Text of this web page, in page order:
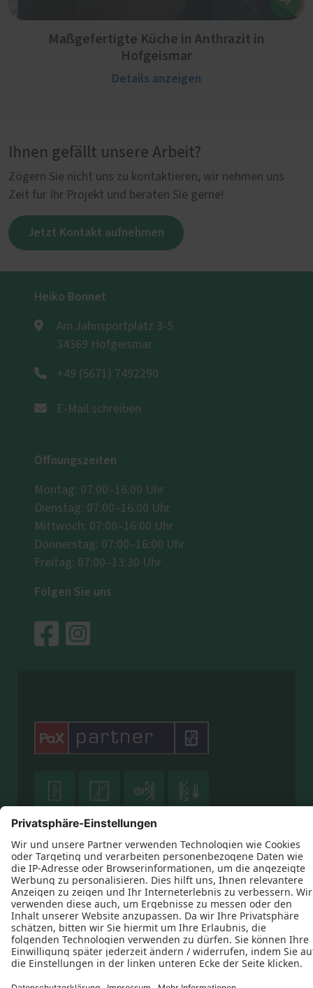
Maßgefertigte Küche in Anthrazit in
Hofgeismar
Details anzeigen
Ihnen gefällt unsere Arbeit?
Zögern Sie nicht uns zu kontaktieren, wir nehmen uns
Zeit für Ihr Projekt und beraten Sie gerne!
Jetzt Kontakt aufnehmen
Heiko Bonnet
Am Jahnsportplatz 3-5
34369 Hofgeismar
+49 (5671) 7492290
E-Mail schreiben
Öffnungszeiten
Montag: 07:00–16:00 Uhr
Dienstag: 07:00–16:00 Uhr
Mittwoch: 07:00–16:00 Uhr
Donnerstag: 07:00–16:00 Uhr
Freitag: 07:00–13:30 Uhr
Folgen Sie uns
   

Datenschutz Impressum
Kontakt
Heiko Bonnet © 2026